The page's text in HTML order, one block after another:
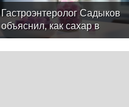
Гастроэнтеролог Садыков
объяснил, как сахар в
рационе ускоряет
изнашивание тканей